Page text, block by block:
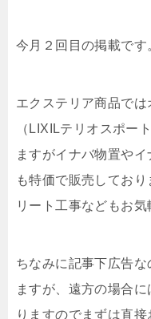
今月２回目の掲載です
エクステリア商品で
（LIXILテリオスポー
ますがイナバ物置や
も特価で販売してお
リート工事などもお気
ちなみに記事下広告
ますが、遠方の場合
りますのでまずは直